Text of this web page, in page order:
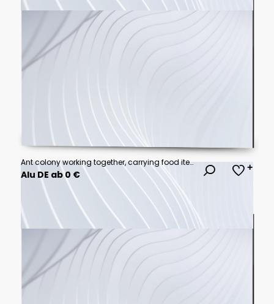
Ant colony working together, carrying food items and building near their nest entrance
Alu DE ab 0 €